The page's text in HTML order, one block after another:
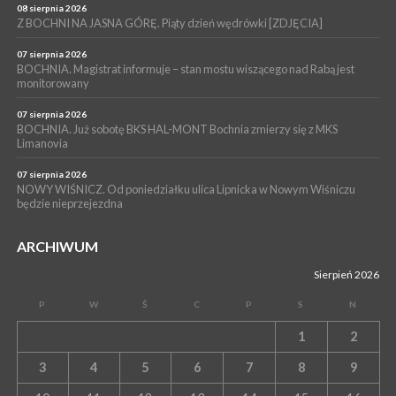
BORZĘCIN. Już w najbliższy weekend XIX Borzęckie Święto
Grzyba: Zenek Martyniuk i Justyna Steczkowska
08 sierpnia 2026
Z BOCHNI NA JASNA GÓRĘ. Piąty dzień wędrówki [ZDJĘCIA]
07 sierpnia 2026
BOCHNIA. Magistrat informuje – stan mostu wiszącego nad Rabą jest
monitorowany
07 sierpnia 2026
BOCHNIA. Już sobotę BKS HAL-MONT Bochnia zmierzy się z MKS
Limanovia
07 sierpnia 2026
NOWY WIŚNICZ. Od poniedziałku ulica Lipnicka w Nowym Wiśniczu
będzie nieprzejezdna
ARCHIWUM
Sierpień 2026
P W Ś C P S N
1 2
3 4 5 6 7 8 9